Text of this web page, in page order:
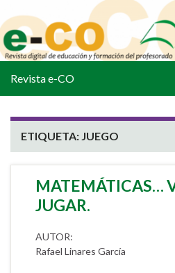
Revista e-CO
ETIQUETA: JUEGO
MATEMÁTICAS…
JUGAR.
AUTOR:
Rafael Linares García